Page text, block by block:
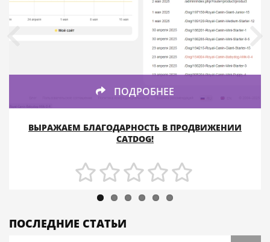
ПОДРОБНЕЕ
ВЫРАЖАЕМ БЛАГОДАРНОСТЬ В ПРОДВИЖЕНИИ
CATDOG!
ПОСЛЕДНИЕ СТАТЬИ